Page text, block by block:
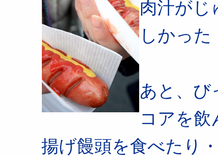
肉汁がじ
しかった
あと、び
コアを飲
揚げ饅頭を食べたり